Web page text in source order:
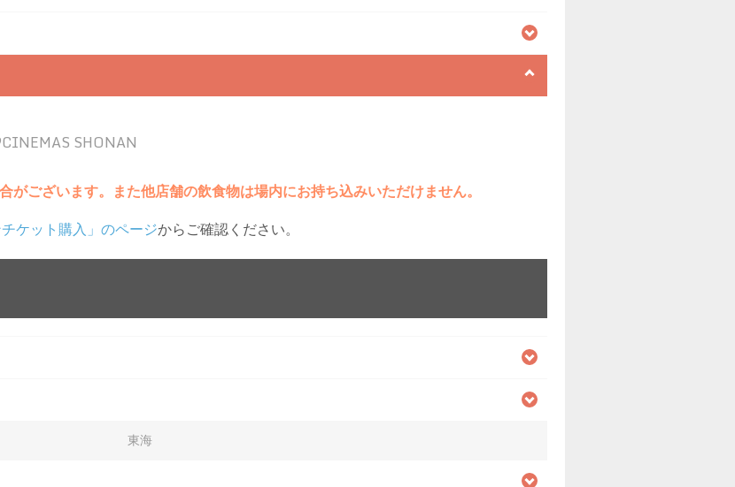
SHONAN
がございます。また他店舗の飲食物は場内にお持ち込みいただけません。
チケット購入」のページからご確認ください。
東海